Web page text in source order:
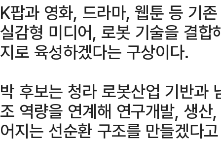
K팝과 영화, 드라마, 웹툰 등 기
실감형 미디어, 로봇 기술을 결
지로 육성하겠다는 구상이다.
박 후보는 청라 로봇산업 기반과
조 역량을 연계해 연구개발, 생
어지는 선순환 구조를 만들겠다